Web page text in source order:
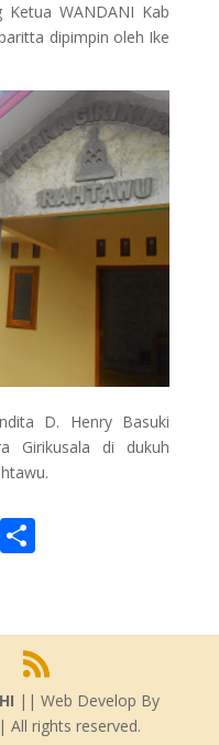
Ketua WANDANI Kab
dipimpin oleh Ike
D. Henry Basuki
Girikusala di dukuh
S
e
|| Web Develop By
All rights reserved.